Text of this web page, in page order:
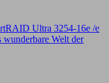
Ultra 3254-16e /e
Welt der